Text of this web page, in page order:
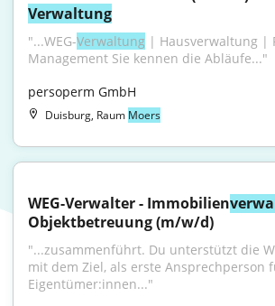
Verwaltung
"...WEG-Verwaltung | Hausverwaltung |
Management Sie kennen die Abläufe..."
persoperm GmbH
Duisburg, Raum Moers
WEG-Verwalter - Immobilien
Objektbetreuung (m/w/d)
"...zusammenführt. Du unterstützt die
mit dem Ziel, als erste Ansprechperson
Eigentümer:innen..."